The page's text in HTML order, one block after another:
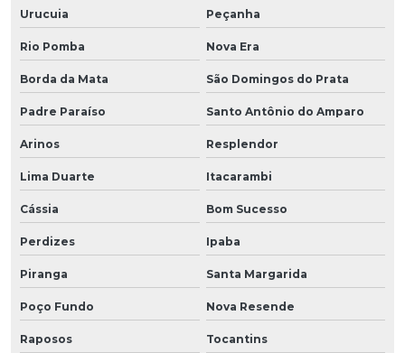
Urucuia Peçanha
Rio Pomba Nova Era
Borda da Mata São Domingos do Prata
Padre Paraíso Santo Antônio do Amparo
Arinos Resplendor
Lima Duarte Itacarambi
Cássia Bom Sucesso
Perdizes Ipaba
Piranga Santa Margarida
Poço Fundo Nova Resende
Raposos Tocantins